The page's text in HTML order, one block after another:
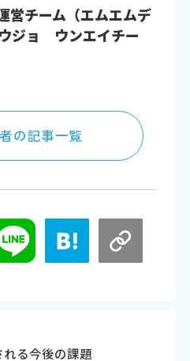
営チーム（エムエムデ
ジョ ウンエイチー
の記事一覧
れる今後の課題